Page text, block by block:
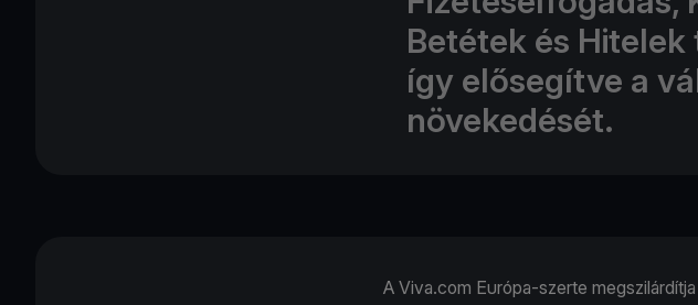
Betétek és
így elősegítve a
növekedését.
A Viva.com Európa-szerte